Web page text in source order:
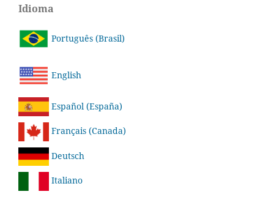
Idioma
Português (Brasil)
English
Español (España)
Français (Canada)
Deutsch
Italiano